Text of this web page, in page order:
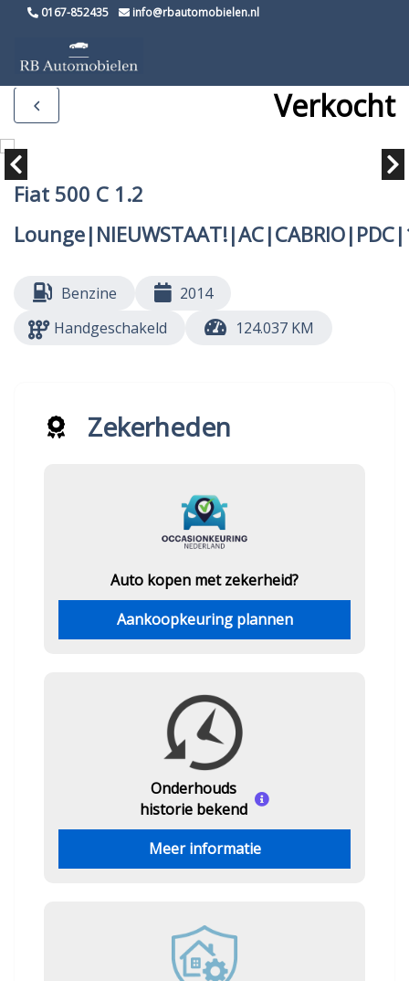
0167-852435 info@rbautomobielen.nl
Verkocht
Fiat 500 C 1.2
Benzine
2014
Handgeschakeld
124.037 KM
Zekerheden
Auto kopen met zekerheid?
Aankoopkeuring plannen
Onderhouds
historie bekend
Meer informatie